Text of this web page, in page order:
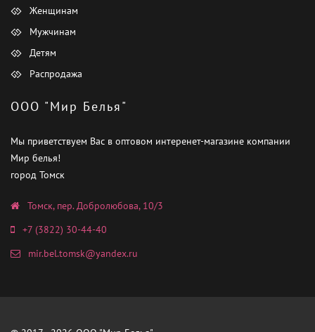
Женщинам
Мужчинам
Детям
Распродажа
ООО "Мир Белья"
Мы приветствуем Вас в оптовом интеренет-магазине компании
Мир белья!
город Томск
Томск, пер. Добролюбова, 10/3
+7 (3822) 30-44-40
mir.bel.tomsk@yandex.ru